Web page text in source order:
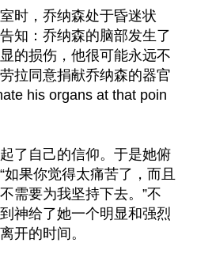
时，乔纳森处于昏迷状
知：乔纳森的脑部发生了
的损伤，他很可能永远不
拉同意捐献乔纳森的器官
his organs at that poin
了自己的信仰。于是她俯
果你觉得太痛苦了，而且
需要为我坚持下去。”不
神给了她一个明显和强烈
开的时间。